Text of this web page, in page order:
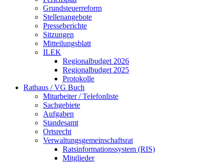
Grundsteuerreform
Stellenangebote
Presseberichte
Sitzungen
Mitteilungsblatt
ILEK
Regionalbudget 2026
Regionalbudget 2025
Protokolle
Rathaus / VG Buch
Mitarbeiter / Telefonliste
Sachgebiete
Aufgaben
Standesamt
Ortsrecht
Verwaltungsgemeinschaftsrat
Ratsinformationssystem (RIS)
Mitglieder